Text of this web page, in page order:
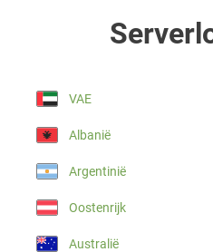
VAE
Albanië
Argentinië
Oostenrijk
Australië